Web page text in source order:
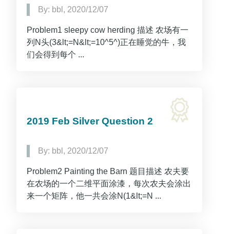
By: bbl, 2020/12/07
Problem1 sleepy cow herding 描述 农场有一
列N头(3&lt;=N&lt;=10^5^)正在睡觉的牛，我
们会得到每个 ...
2019 Feb Silver Question 2
By: bbl, 2020/12/07
Problem2 Painting the Barn 题目描述 农夫要
在农场的一个二维平面涂漆，每次农夫会涂出
来一个矩阵，他一共会涂N(1&lt;=N ...